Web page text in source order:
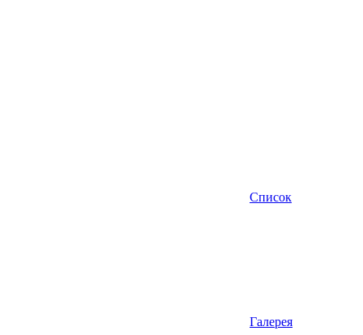
Список
Галерея